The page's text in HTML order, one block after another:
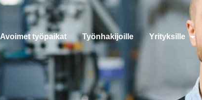
Avoimet työpaikat Työnhakijoille Yrityksille